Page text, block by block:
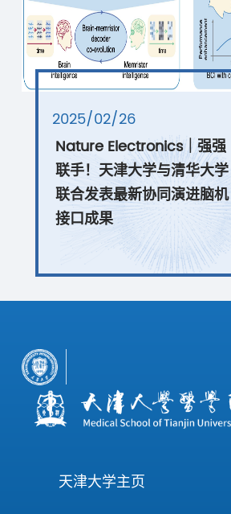
2025/02/26
Nature Electronics｜强强
联手！天津大学与清华大学
联合发表最新协同演进脑机
接口成果
天津大学主页